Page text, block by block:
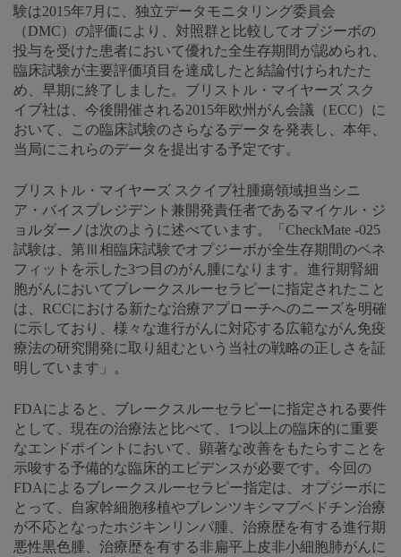
験は2015年7月に、独立データモニタリング委員会
（DMC）の評価により、対照群と比較してオプジーボの
投与を受けた患者において優れた全生存期間が認められ、
臨床試験が主要評価項目を達成したと結論付けられたた
め、早期に終了しました。ブリストル・マイヤーズ スク
イブ社は、今後開催される2015年欧州がん会議（ECC）に
おいて、この臨床試験のさらなるデータを発表し、本年、
当局にこれらのデータを提出する予定です。
ブリストル・マイヤーズ スクイブ社腫瘍領域担当シニ
ア・バイスプレジデント兼開発責任者であるマイケル・ジ
ョルダーノは次のように述べています。「CheckMate -025
試験は、第Ⅲ相臨床試験でオプジーボが全生存期間のベネ
フィットを示した3つ目のがん腫になります。進行期腎細
胞がんにおいてブレークスルーセラピーに指定されたこと
は、RCCにおける新たな治療アプローチへのニーズを明確
に示しており、様々な進行がんに対応する広範ながん免疫
療法の研究開発に取り組むという当社の戦略の正しさを証
明しています」。
FDAによると、ブレークスルーセラピーに指定される要件
として、現在の治療法と比べて、1つ以上の臨床的に重要
なエンドポイントにおいて、顕著な改善をもたらすことを
示唆する予備的な臨床的エビデンスが必要です。今回の
FDAによるブレークスルーセラピー指定は、オプジーボに
とって、自家幹細胞移植やブレンツキシマブベドチン治療
が不応となったホジキンリンパ腫、治療歴を有する進行期
悪性黒色腫、治療歴を有する非扁平上皮非小細胞肺がんに